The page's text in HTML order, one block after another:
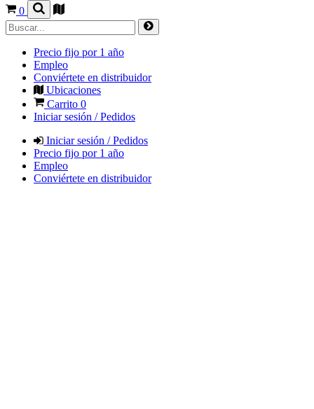
0
Precio fijo por 1 año
Empleo
Conviértete en distribuidor
Ubicaciones
Carrito 0
Iniciar sesión / Pedidos
Iniciar sesión / Pedidos
Precio fijo por 1 año
Empleo
Conviértete en distribuidor